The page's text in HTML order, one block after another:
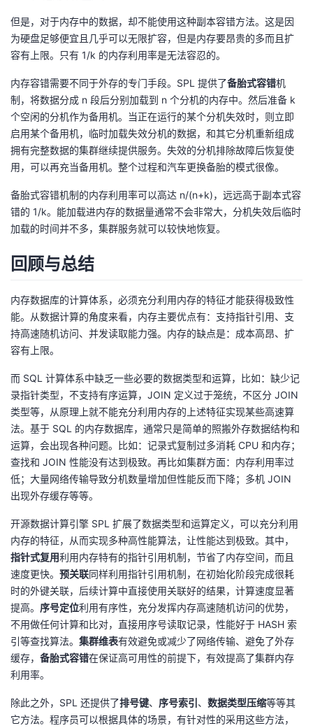
但是，对于内存中的数据，却不能使用这种副本容错方法。这是因
为硬盘足够便宜且几乎可以无限扩容，但是内存要昂贵的多而且扩
容有上限。只有 1/k 的内存利用率是无法容忍的。
内存容错需要不同于外存的专门手段。SPL 提供了备胎式容错机
制，将数据分成 n 段后分别加载到 n 个分机的内存中。然后准备 k
个空闲的分机作为备用机。当正在运行的某个分机失效时，则立即
启用某个备用机，临时加载失效分机的数据，和其它分机重新组成
拥有完整数据的集群继续提供服务。失效的分机排除故障后恢复使
用，可以再充当备用机。整个过程和汽车更换备胎的模式很像。
备胎式容错机制的内存利用率可以高达 n/(n+k)，远远高于副本式容
错的 1/k。能加载进内存的数据量通常不会非常大，分机失效后临时
加载的时间并不多，集群服务就可以较快地恢复。
回顾与总结
内存数据库的计算体系，必须充分利用内存的特征才能获得极致性
能。从数据计算的角度来看，内存主要优点有：支持指针引用、支
持高速随机访问、并发读取能力强。内存的缺点是：成本高昂、扩
容有上限。
而 SQL 计算体系中缺乏一些必要的数据类型和运算，比如：缺少记
录指针类型，不支持有序运算，JOIN 定义过于笼统，不区分 JOIN
类型等，从原理上就不能充分利用内存的上述特征实现某些高速算
法。基于 SQL 的内存数据库，通常只是简单的照搬外存数据结构和
运算，会出现各种问题。比如：记录式复制过多消耗 CPU 和内存；
查找和 JOIN 性能没有达到极致。再比如集群方面：内存利用率过
低；大量网络传输导致分机数量增加但性能反而下降；多机 JOIN
出现外存缓存等等。
开源数据计算引擎 SPL 扩展了数据类型和运算定义，可以充分利用
内存的特征，从而实现多种高性能算法，让性能达到极致。其中，
指针式复用利用内存特有的指针引用机制，节省了内存空间，而且
速度更快。 预关联同样利用指针引用机制，在初始化阶段完成很耗
时的外键关联，后续计算中直接使用关联好的结果，计算速度显著
提高。 序号定位利用有序性，充分发挥内存高速随机访问的优势，
不用做任何计算和比对，直接用序号读取记录，性能好于 HASH 索
引等查找算法。 集群维表有效避免或减少了网络传输、避免了外存
缓存， 备胎式容错在保证高可用性的前提下，有效提高了集群内存
利用率。
除此之外，SPL 还提供了排号键、 序号索引 、 数据类型压缩等等其
它方法。程序员可以根据具体的场景，有针对性的采用这些方法，